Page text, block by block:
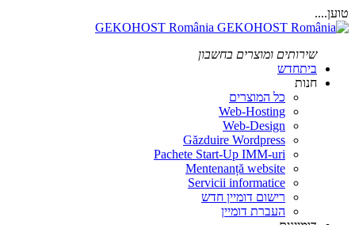
טוען....
GEKOHOST România
שירותים ומוצרים בחשבון
ביתחדש
חנות
כל המוצרים
Web-Hosting
Web-Design
Găzduire Wordpress
Pachete Start-Up IMM-uri
Mentenanță website
Servicii informatice
רישום דומיין חדש
העברת דומיין